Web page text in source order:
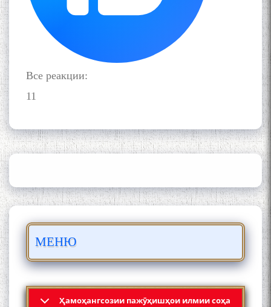
Все реакции:
11
МЕНЮ
Ҳамоҳангсозии пажӯҳишҳои илмии соҳа
АКАДЕМИЯИ МИЛЛИИ
ИЛМҲОИ ТОҶИКИСТОН
БО 4 000 000 СОМОНӢ
МӮЪМИН ҚАНОАТ СОХТА